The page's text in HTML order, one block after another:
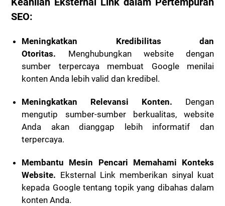
Keahlian Eksternal Link dalam Pertempuran
SEO:
Meningkatkan Kredibilitas dan
Otoritas. Menghubungkan website dengan
sumber terpercaya membuat Google menilai
konten Anda lebih valid dan kredibel.
Meningkatkan Relevansi Konten. Dengan
mengutip sumber-sumber berkualitas, website
Anda akan dianggap lebih informatif dan
terpercaya.
Membantu Mesin Pencari Memahami Konteks
Website. Eksternal Link memberikan sinyal kuat
kepada Google tentang topik yang dibahas dalam
konten Anda.